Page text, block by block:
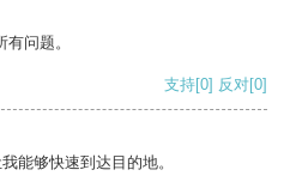
问题。
支持[0] 反对[0]
能够快速到达目的地。